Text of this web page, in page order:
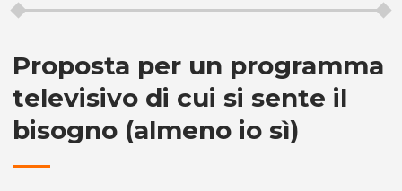
Proposta per un programma
televisivo di cui si sente il
bisogno (almeno io sì)